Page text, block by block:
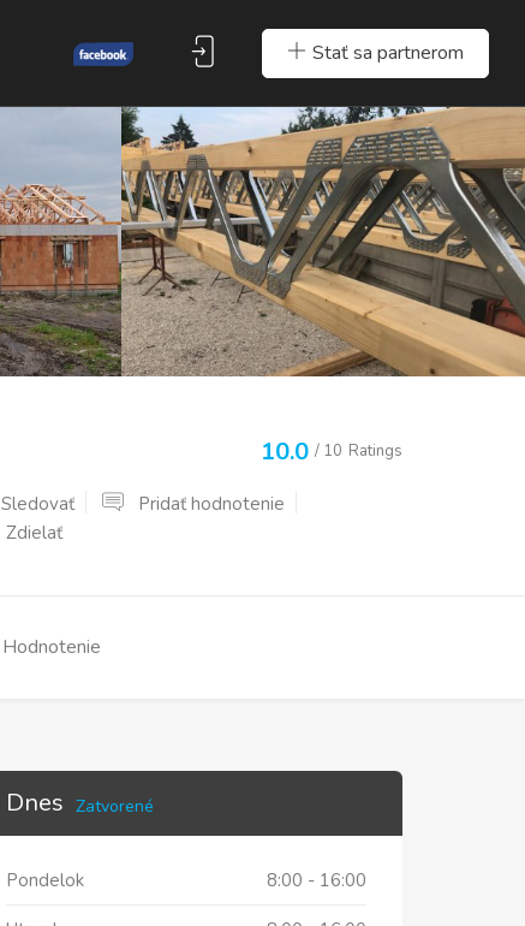
Stať sa partnerom
10.0 / 10 Ratings
Sledovať
Pridať hodnotenie
Zdielať
Hodnotenie
Dnes Zatvorené
Pondelok 8:00 - 16:00